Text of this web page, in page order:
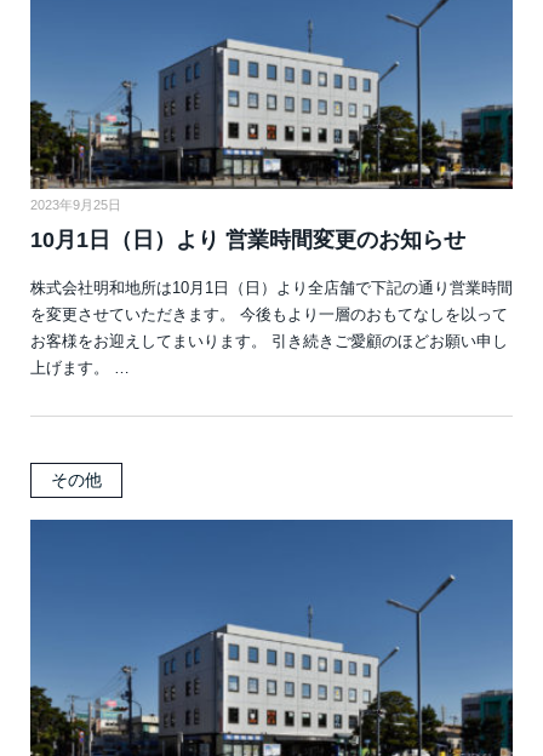
2023年9月25日
10月1日（日）より 営業時間変更のお知らせ
株式会社明和地所は10月1日（日）より全店舗で下記の通り営業時間
を変更させていただきます。 今後もより一層のおもてなしを以って
お客様をお迎えしてまいります。 引き続きご愛顧のほどお願い申し
上げます。 …
その他